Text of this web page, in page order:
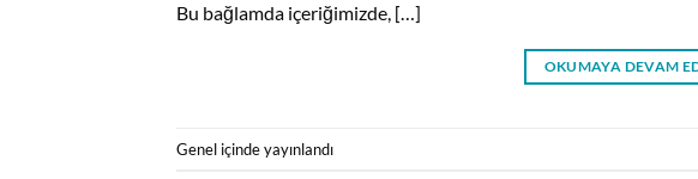
Bu bağlamda içeriğimizde, […]
OKUMAYA DEVAM
Genel içinde yayınlandı